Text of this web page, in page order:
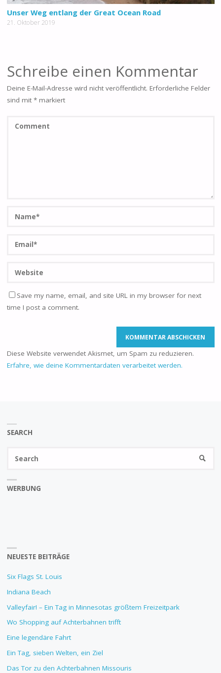
Unser Weg entlang der Great Ocean Road
21. Oktober 2019
Schreibe einen Kommentar
Deine E-Mail-Adresse wird nicht veröffentlicht. Erforderliche Felder
sind mit *markiert
Save my name, email, and site URL in my browser for next
time I post a comment.
Diese Website verwendet Akismet, um Spam zu reduzieren.
Erfahre, wie deine Kommentardaten verarbeitet werden.
SEARCH
WERBUNG
NEUESTE BEITRÄGE
Six Flags St. Louis
Indiana Beach
Valleyfair! – Ein Tag in Minnesotas größtem Freizeitpark
Wo Shopping auf Achterbahnen trifft
Eine legendäre Fahrt
Ein Tag, sieben Welten, ein Ziel
Das Tor zu den Achterbahnen Missouris